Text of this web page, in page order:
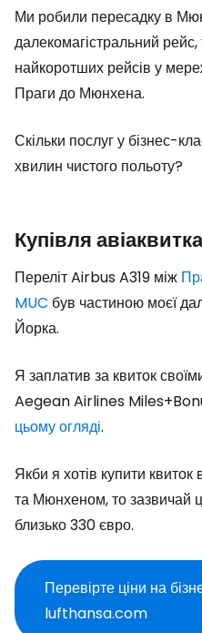
Ми робили пересадку в
далекомагістральний
найкоротших рейсів у
Праги до Мюнхена.
Скільки послуг у бізнес-
хвилин чистого польоту?
Купівля
Переліт Airbus A319 між
MUC був частиною моєї
Йорка.
Я заплатив за квиток
Aegean Airlines
цьому огляді.
Якби я хотів купити
та Мюнхеном, то зазвичай
близько 330 євро.
Перевірте ціни на
lufthansa.com